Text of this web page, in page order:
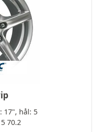
17", hål: 5
70.2